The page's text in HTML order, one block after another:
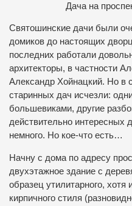
Дача на
Святошинские дачи были
домиков до настоящих
последних работали
архитекторы, в частности
Александр Хойнацкий. Но в
старинных дач исчезли:
большевиками, другие
действительно интересных
немного. Но кое-что есть…
Начну с дома по адресу
двухэтажное здание с
образец утилитарного, хотя
кирпичного стиля